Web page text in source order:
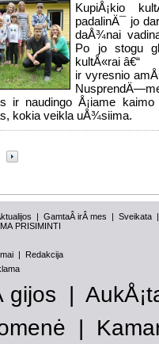
KupiÅ¡kio
padalinÄ¯ jo
daÅ¾nai
Po jo stogu
kultÅ«rai â€“
ir vyresnio
ir naudingo Å¡iame
kokia veikla uÅ¾siima.
|GamtaÂ irÂ mes |Sveikata
PRISIMINTI
| Redakcija
gijos |
|